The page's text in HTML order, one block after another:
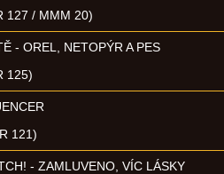
127 / MMM 20)
- OREL, NETOPÝR A PES
125)
121)
- ZAMLUVENO, VÍC LÁSKY